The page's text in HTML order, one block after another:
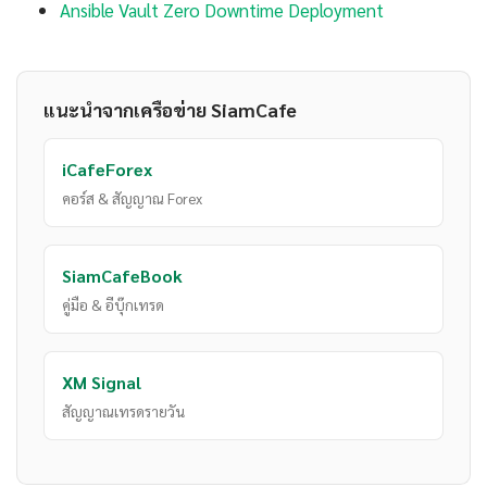
Ansible Vault Zero Downtime Deployment
แนะนำจากเครือข่าย SiamCafe
iCafeForex
คอร์ส & สัญญาณ Forex
SiamCafeBook
คู่มือ & อีบุ๊กเทรด
XM Signal
สัญญาณเทรดรายวัน